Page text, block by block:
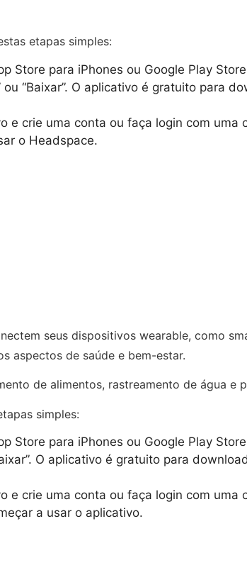
etapas simples:
Store para iPhones ou Google Play
ou “Baixar”. O aplicativo é gratuito para
e crie uma conta ou faça login com uma
o Headspace.
seus dispositivos wearable, como
aspectos de saúde e bem-estar.
de alimentos, rastreamento de água e
simples:
Store para iPhones ou Google Play
O aplicativo é gratuito para
e crie uma conta ou faça login com uma
a usar o aplicativo.